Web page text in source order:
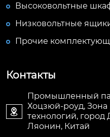
Высоковольтные
Низковольтные
Прочие
Контакты

Промышленный
Хоцзюй-роуд, Зона
технологий,
Ляонин, Китай